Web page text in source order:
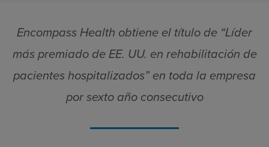
Encompass Health obtiene el título de “Líder
más premiado de EE. UU. en rehabilitación de
pacientes hospitalizados” en toda la empresa
por sexto año consecutivo